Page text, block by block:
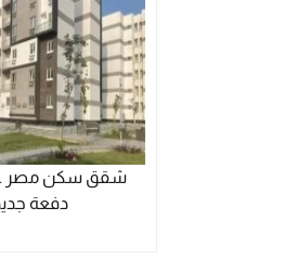
شقق سكن مصر ..
دفعة